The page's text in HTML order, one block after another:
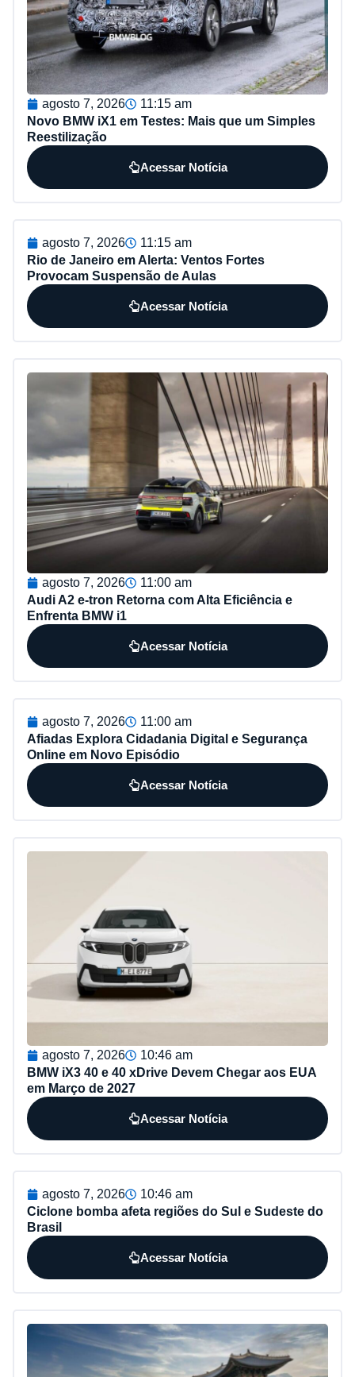
agosto 7, 2026
11:15 am
Novo BMW iX1 em Testes: Mais que um Simples
Reestilização
Acessar Notícia
agosto 7, 2026
11:15 am
Rio de Janeiro em Alerta: Ventos Fortes
Provocam Suspensão de Aulas
Acessar Notícia
agosto 7, 2026
11:00 am
Audi A2 e-tron Retorna com Alta Eficiência e
Enfrenta BMW i1
Acessar Notícia
agosto 7, 2026
11:00 am
Afiadas Explora Cidadania Digital e Segurança
Online em Novo Episódio
Acessar Notícia
agosto 7, 2026
10:46 am
BMW iX3 40 e 40 xDrive Devem Chegar aos EUA
em Março de 2027
Acessar Notícia
agosto 7, 2026
10:46 am
Ciclone bomba afeta regiões do Sul e Sudeste do
Brasil
Acessar Notícia